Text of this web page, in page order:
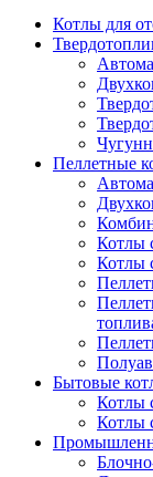
Котлы для
Пеллетные
Котлы
Котлы
Бытовые
Котлы
Котлы